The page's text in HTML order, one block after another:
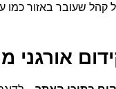
קהל שעובר באזור כמו
אורגני